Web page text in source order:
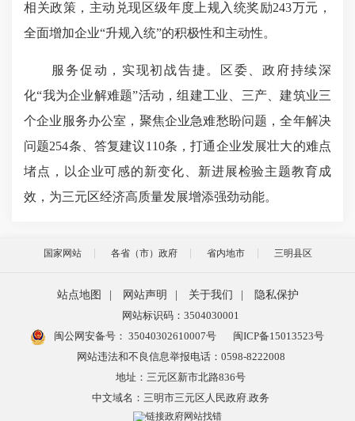
相关政策，主动兑现区级年度上规入统奖励243万元，
全面增加企业“升规入统”的积极性和主动性。
服务促动，实现初战告捷。区委、政府持续深
化“我为企业解难题”活动，组建工业、三产、建筑业三
个企业服务办公室，聚焦企业急难愁盼问题，全年解决
问题254条、答复建议110条，打通企业发展壮大的难点
堵点，以企业可感的新变化、新进展检验主题教育成
效，为三元区经济高质量发展增添强劲动能。
国家网站 各省（市）政府 省内地市 三明县区
站点地图 网站声明 关于我们
隐私保护
网站标识码：3504030001
闽公网安备号： 35040302610007号
闽ICP备15013523号
网站违法和不良信息举报电话：0598-8222008
地址：三元区新市北路836号
中文域名：三明市三元区人民政府.政务